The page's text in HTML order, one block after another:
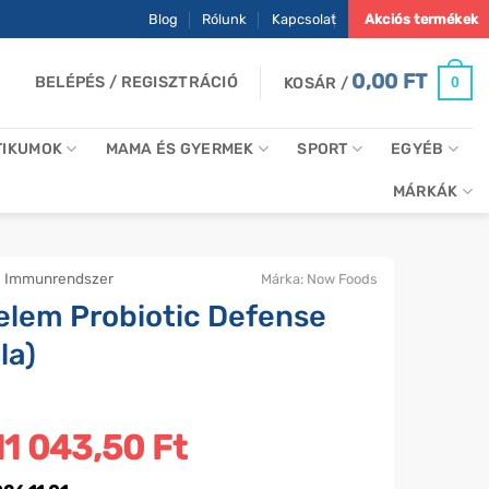
Blog Rólunk Kapcsolat Akciós termékek
BELÉPÉS / REGISZTRÁCIÓ KOSÁR / 0,00 FT 0
MAMA ÉS GYERMEK SPORT EGYÉB
MÁRKÁK
Immunrendszer
Probiotic Defense
043,50 FtCurrent
price
Márka: Now Foods